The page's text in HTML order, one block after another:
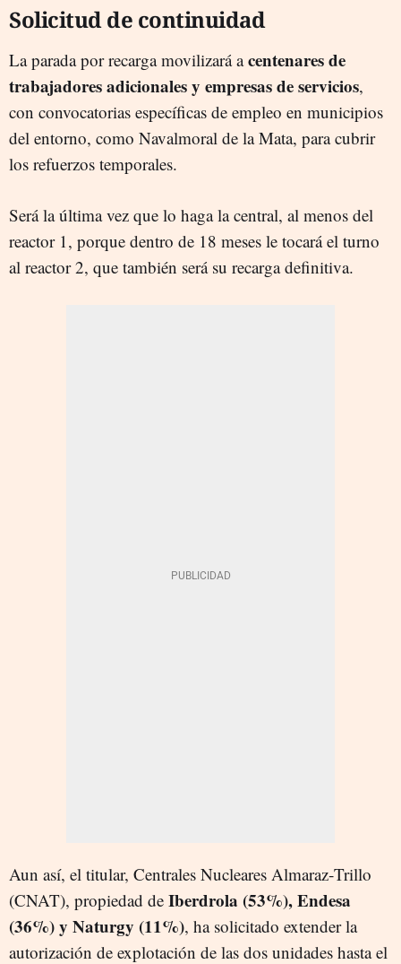
Solicitud de continuidad
La parada por recarga movilizará acentenares de
trabajadores adicionales y empresas de servicios,
con convocatorias específicas de empleo en municipios
del entorno, como Navalmoral de la Mata, para cubrir
los refuerzos temporales.
Será la última vez que lo haga la central, al menos del
reactor 1, porque dentro de 18 meses le tocará el turno
al reactor 2, que también será su recarga definitiva.
Aun así, el titular, Centrales Nucleares Almaraz‑Trillo
(CNAT), propiedad de Iberdrola (53%), Endesa
(36%) y Naturgy (11%), ha solicitado extender la
autorización de explotación de las dos unidades hasta el